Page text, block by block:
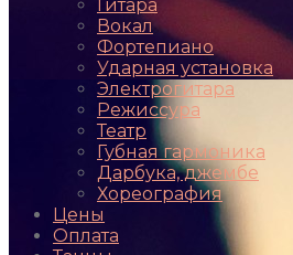
Гитара
Вокал
Фортепиано
Ударная установка
Электрогитара
Режиссура
Театр
Губная гармоника
Дарбука, джембе
Хореография
Цены
Оплата